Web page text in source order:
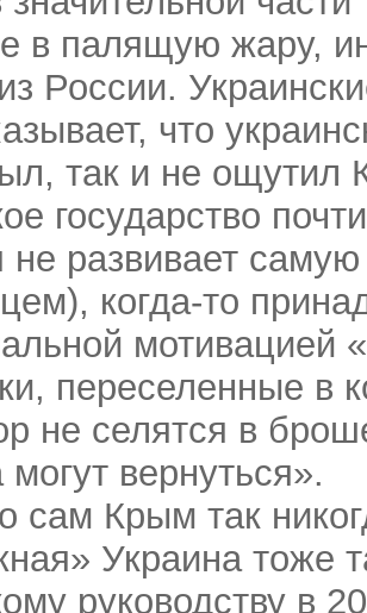
в палящую жару,
России.
что
так и не ощутил
государство
не развивает
когда-то
мотивацией
переселенные в
не селятся в
могут вернуться».
сам Крым так
Украина тоже
руководству в